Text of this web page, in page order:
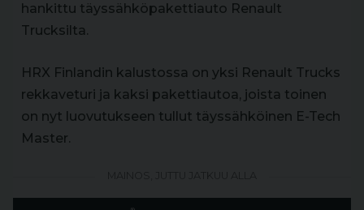
hankittu täyssähköpakettiauto Renault
Trucksilta.
HRX Finlandin kalustossa on yksi Renault Trucks
rekkaveturi ja kaksi pakettiautoa, joista toinen
on nyt luovutukseen tullut täyssähköinen E-Tech
Master.